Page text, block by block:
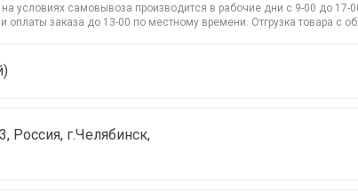
условиях самовывоза производится в рабочие дни с 9-00 до
заказа до 13-00 по местному времени. Отгрузка товара с
Россия, г.Челябинск,